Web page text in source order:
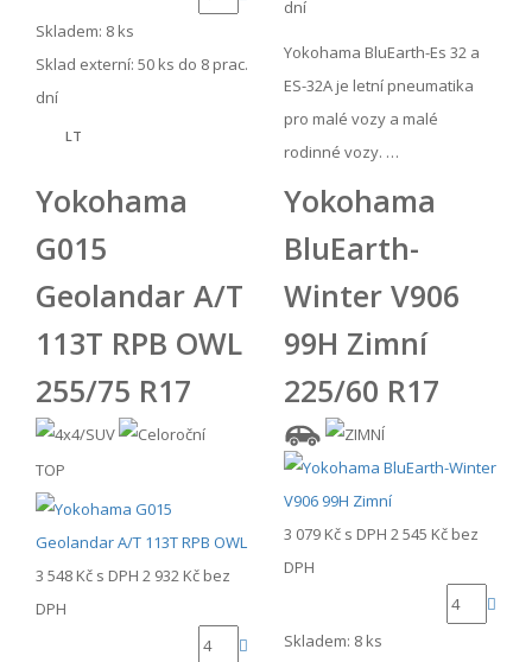
Skladem: 8 ks
Sklad externí: 50 ks do 8 prac.
dní
LT
dní
Yokohama BluEarth-Es 32 a
ES-32A je letní pneumatika
pro malé vozy a malé
rodinné vozy. …
Yokohama
G015
Geolandar A/T
113T RPB OWL
255/75 R17
TOP
3 548 Kč s DPH 2 932 Kč bez
DPH
Yokohama
BluEarth-
Winter V906
99H Zimní
225/60 R17
3 079 Kč s DPH 2 545 Kč bez
DPH
Skladem: 8 ks